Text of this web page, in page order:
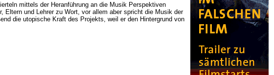
mittels der Heranführung an die Musik Perspektiven
Eltern und Lehrer zu Wort, vor allem aber spricht die Musik der
die utopische Kraft des Projekts, weil er den Hintergrund von